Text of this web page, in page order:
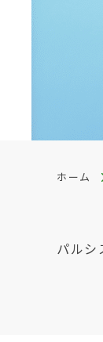
ホーム
パルシ